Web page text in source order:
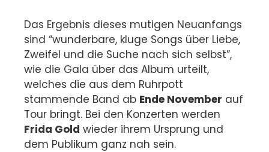
Das Ergebnis dieses mutigen Neuanfangs
sind “wunderbare, kluge Songs über Liebe,
Zweifel und die Suche nach sich selbst”,
wie die Gala über das Album urteilt,
welches die aus dem Ruhrpott
stammende Band ab Ende November auf
Tour bringt. Bei den Konzerten werden
Frida Gold wieder ihrem Ursprung und
dem Publikum ganz nah sein.